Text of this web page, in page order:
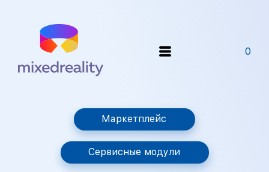
0
Маркетплейс
Сервисные модули